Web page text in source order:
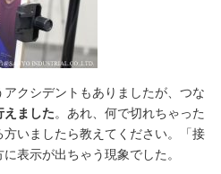
クシデントもありましたが、つな
えました。あれ、何で切れちゃった
いましたら教えてください。「接
表示が出ちゃう現象でした。